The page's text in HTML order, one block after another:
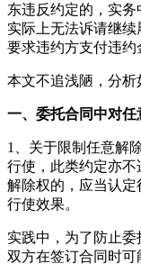
东违反约定的，实
实际上无法诉请继
要求违约方支付违约
本文不追浅陋，分析
一、委托合同中对任
1、关于限制任意解
行使，此类约定亦
解除权的，应当认
行使效果。
实践中，为了防止委
双方在签订合同时可